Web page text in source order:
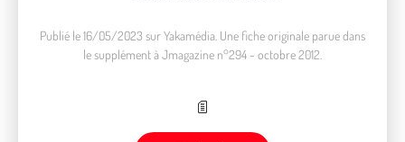
Publié le 16/05/2023 sur Yakamédia. Une fiche originale parue dans
le supplément à Jmagazine n°294 - octobre 2012.